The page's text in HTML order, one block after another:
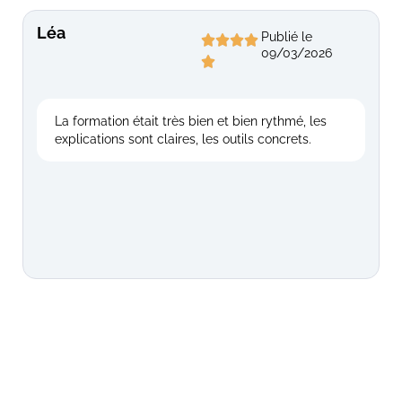
Léa
Publié le
09/03/2026
La formation était très bien et bien rythmé, les
explications sont claires, les outils concrets.